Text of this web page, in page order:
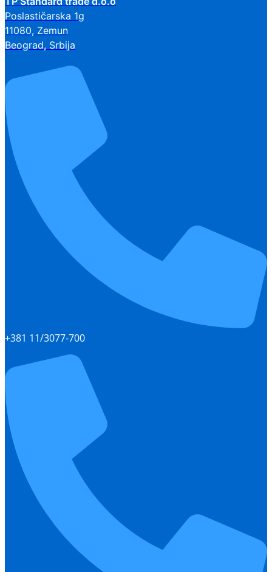
Poslastičarska 1g
11080, Zemun
Beograd, Srbija
+381 11/3077-700